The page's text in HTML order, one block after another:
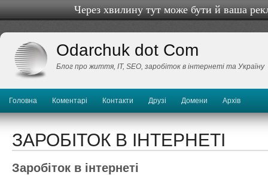
Через хвилину тут може бути й ваша
Odarchuk dot Com
Блог про життя, IТ, SEO, заробіток в інтернеті та Україну
Головна Коментарі Контакти Друзі Домени Архів
ЗАРОБІТОК В ІНТЕРНЕТІ
Заробіток в інтернеті